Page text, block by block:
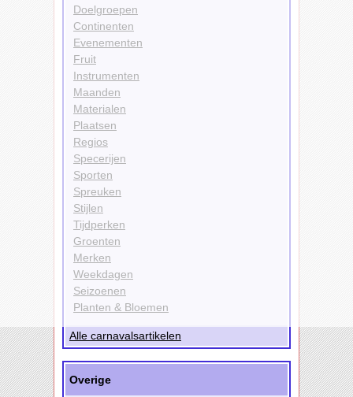
Doelgroepen
Continenten
Evenementen
Fruit
Instrumenten
Maanden
Materialen
Plaatsen
Regios
Specerijen
Sporten
Spreuken
Stijlen
Tijdperken
Groenten
Merken
Weekdagen
Seizoenen
Planten & Bloemen
Alle carnavalsartikelen
Overige